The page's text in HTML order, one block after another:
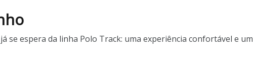
se espera da linha Polo Track: uma experiência confortável e um